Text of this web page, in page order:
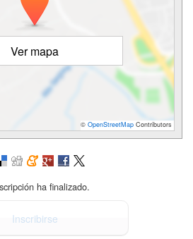
Ver mapa
© OpenStreetMap Contributors
ha finalizado.
Inscribirse